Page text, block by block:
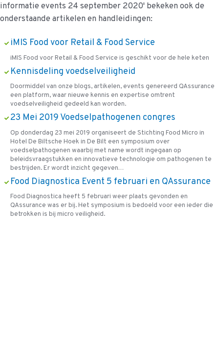
informatie events 24 september 2020' bekeken ook de
onderstaande artikelen en handleidingen:
iMIS Food voor Retail & Food Service
iMIS Food voor Retail & Food Service is geschikt voor de hele keten
Kennisdeling voedselveiligheid
Doormiddel van onze blogs, artikelen, events genereerd QAssurance
een platform, waar nieuwe kennis en expertise omtrent
voedselveiligheid gedeeld kan worden.
23 Mei 2019 Voedselpathogenen congres
Op donderdag 23 mei 2019 organiseert de Stichting Food Micro in
Hotel De Biltsche Hoek in De Bilt een symposium over
voedselpathogenen waarbij met name wordt ingegaan op
beleidsvraagstukken en innovatieve technologie om pathogenen te
bestrijden. Er wordt inzicht gegeven…
Food Diagnostica Event 5 februari en QAssurance
Food Diagnostica heeft 5 februari weer plaats gevonden en
QAssurance was er bij. Het symposium is bedoeld voor een ieder die
betrokken is bij micro veiligheid.